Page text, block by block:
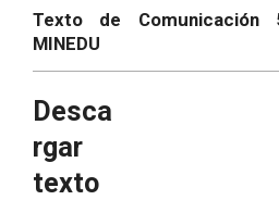
Texto de Comunicación
MINEDU
Desca
rgar
texto